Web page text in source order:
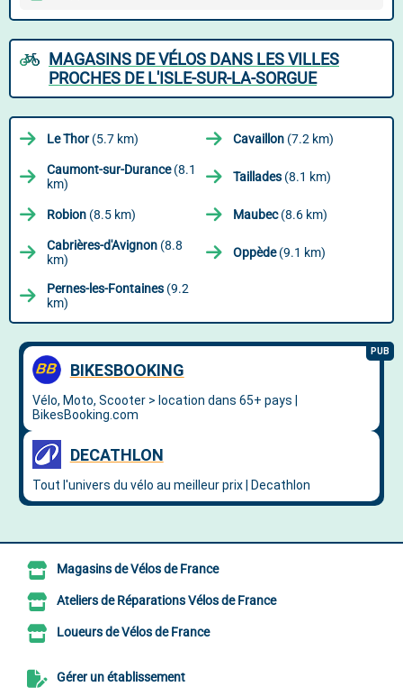
MAGASINS DE VÉLOS DANS LES VILLES
PROCHES DE L'ISLE-SUR-LA-SORGUE
Le Thor(5.7 km) Cavaillon (7.2 km)
Caumont-sur-Durance(8.1
km)
Taillades (8.1 km)
Robion (8.5 km) Maubec(8.6 km)
Cabrières-d'Avignon (8.8
km)
Oppède(9.1 km)
Pernes-les-Fontaines (9.2
km)
Magasins de Vélos de France
Ateliers de Réparations Vélos de France
Loueurs de Vélos de France
Gérer un établissement